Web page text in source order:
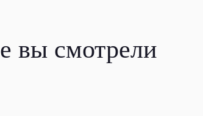
вы смотрели